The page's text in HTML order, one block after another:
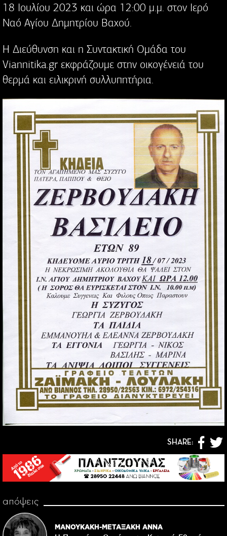
18 Ιουλίου 2023 και ώρα 12:00 μ.μ. στον Ιερό
Ναό Αγίου Δημητρίου Βαχού.
Η Διεύθυνση και η Συντακτική Ομάδα του
Viannitika.gr εκφράζουμε στην οικογένειά του
θερμά και ειλικρινή συλλυπητήρια.
SHARE:
απόψεις
ΜΑΝΟΥΚΑΚΗ-ΜΕΤΑΞΑΚΗ ΑΝΝΑ